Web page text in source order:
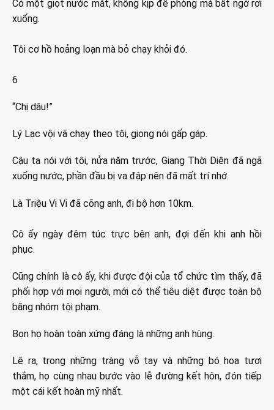
Có một giọt nước mắt, không kịp đề phòng mà bất ngờ rơi
xuống.
Tôi cơ hồ hoảng loạn mà bỏ chạy khỏi đó.
6
“Chị dâu!”
Lý Lạc vội vã chạy theo tôi, giọng nói gấp gáp.
Cậu ta nói với tôi, nửa năm trước, Giang Thời Diên đã ngã
xuống nước, phần đầu bị va đập nên đã mất trí nhớ.
Là Triệu Vi Vi đã cõng anh, đi bộ hơn 10km.
Cô ấy ngày đêm túc trực bên anh, đợi đến khi anh hồi
phục.
Cũng chính là cô ấy, khi được đội của tổ chức tìm thấy, đã
phối hợp với mọi người, mới có thể tiêu diệt được toàn bộ
băng nhóm tội phạm.
Bọn họ hoàn toàn xứng đáng là những anh hùng.
Lẽ ra, trong những tràng vỗ tay và những bó hoa tươi
thắm, họ cùng nhau bước vào lễ đường kết hôn, đón tiếp
một cái kết hoàn mỹ nhất.